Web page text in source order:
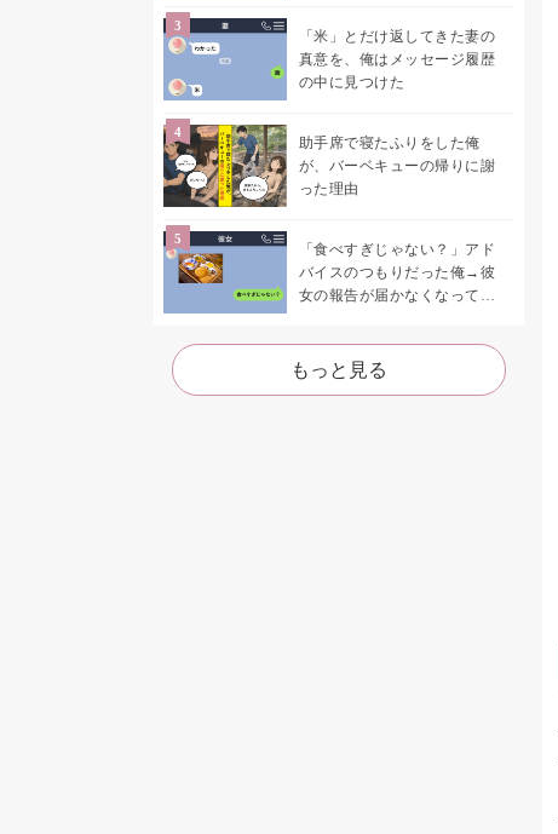
「米」とだけ返してきた妻の
真意を、俺はメッセージ履歴
の中に見つけた
助手席で寝たふりをした俺
が、バーベキューの帰りに謝
った理由
「食べすぎじゃない？」アド
バイスのつもりだった俺→彼
女の報告が届かなくなって、
た
もっと見る